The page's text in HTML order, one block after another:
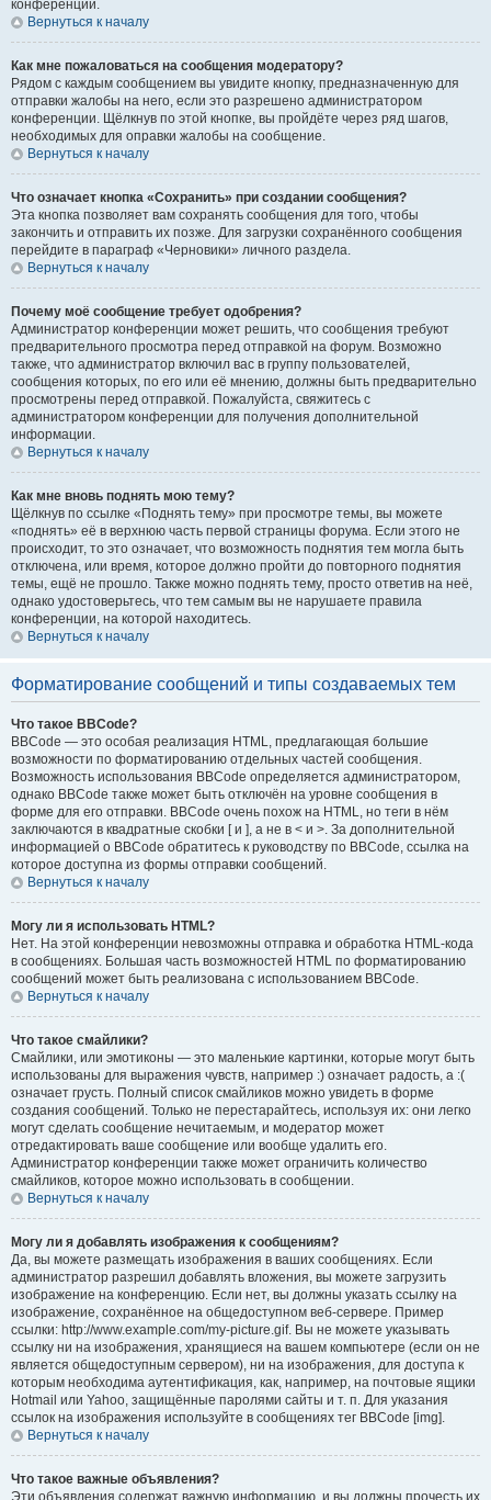
конференции.
Вернуться к началу
Как мне пожаловаться на сообщения модератору?
Рядом с каждым сообщением вы увидите кнопку, предназначенную для
отправки жалобы на него, если это разрешено администратором
конференции. Щёлкнув по этой кнопке, вы пройдёте через ряд шагов,
необходимых для оправки жалобы на сообщение.
Вернуться к началу
Что означает кнопка «Сохранить» при создании сообщения?
Эта кнопка позволяет вам сохранять сообщения для того, чтобы
закончить и отправить их позже. Для загрузки сохранённого сообщения
перейдите в параграф «Черновики» личного раздела.
Вернуться к началу
Почему моё сообщение требует одобрения?
Администратор конференции может решить, что сообщения требуют
предварительного просмотра перед отправкой на форум. Возможно
также, что администратор включил вас в группу пользователей,
сообщения которых, по его или её мнению, должны быть предварительно
просмотрены перед отправкой. Пожалуйста, свяжитесь с
администратором конференции для получения дополнительной
информации.
Вернуться к началу
Как мне вновь поднять мою тему?
Щёлкнув по ссылке «Поднять тему» при просмотре темы, вы можете
«поднять» её в верхнюю часть первой страницы форума. Если этого не
происходит, то это означает, что возможность поднятия тем могла быть
отключена, или время, которое должно пройти до повторного поднятия
темы, ещё не прошло. Также можно поднять тему, просто ответив на неё,
однако удостоверьтесь, что тем самым вы не нарушаете правила
конференции, на которой находитесь.
Вернуться к началу
Форматирование сообщений и типы создаваемых тем
Что такое BBCode?
BBCode — это особая реализация HTML, предлагающая большие
возможности по форматированию отдельных частей сообщения.
Возможность использования BBCode определяется администратором,
однако BBCode также может быть отключён на уровне сообщения в
форме для его отправки. BBCode очень похож на HTML, но теги в нём
заключаются в квадратные скобки [ и ], а не в < и >. За дополнительной
информацией о BBCode обратитесь к руководству по BBCode, ссылка на
которое доступна из формы отправки сообщений.
Вернуться к началу
Могу ли я использовать HTML?
Нет. На этой конференции невозможны отправка и обработка HTML-кода
в сообщениях. Большая часть возможностей HTML по форматированию
сообщений может быть реализована с использованием BBCode.
Вернуться к началу
Что такое смайлики?
Смайлики, или эмотиконы — это маленькие картинки, которые могут быть
использованы для выражения чувств, например :) означает радость, а :(
означает грусть. Полный список смайликов можно увидеть в форме
создания сообщений. Только не перестарайтесь, используя их: они легко
могут сделать сообщение нечитаемым, и модератор может
отредактировать ваше сообщение или вообще удалить его.
Администратор конференции также может ограничить количество
смайликов, которое можно использовать в сообщении.
Вернуться к началу
Могу ли я добавлять изображения к сообщениям?
Да, вы можете размещать изображения в ваших сообщениях. Если
администратор разрешил добавлять вложения, вы можете загрузить
изображение на конференцию. Если нет, вы должны указать ссылку на
изображение, сохранённое на общедоступном веб-сервере. Пример
ссылки: http://www.example.com/my-picture.gif. Вы не можете указывать
ссылку ни на изображения, хранящиеся на вашем компьютере (если он не
является общедоступным сервером), ни на изображения, для доступа к
которым необходима аутентификация, как, например, на почтовые ящики
Hotmail или Yahoo, защищённые паролями сайты и т. п. Для указания
ссылок на изображения используйте в сообщениях тег BBCode [img].
Вернуться к началу
Что такое важные объявления?
Эти объявления содержат важную информацию, и вы должны прочесть их